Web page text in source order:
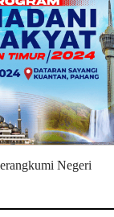
Negeri